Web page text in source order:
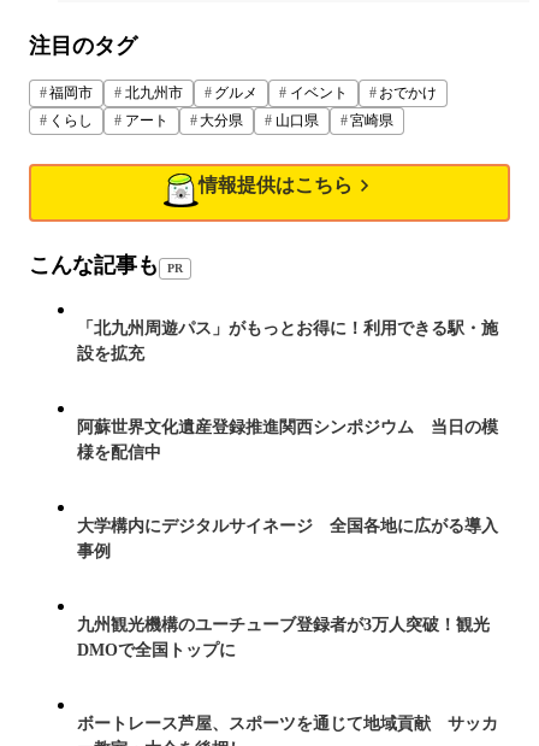
注目のタグ
福岡市 北九州市 グルメ イベント
おでかけ
くらし
アート 大分県 山口県 宮崎県
情報提供はこちら
こんな記事も PR
「北九州周遊パス」がもっとお得に！利用できる駅・施
設を拡充
阿蘇世界文化遺産登録推進関西シンポジウム 当日の模
様を配信中
大学構内にデジタルサイネージ 全国各地に広がる導入
事例
九州観光機構のユーチューブ登録者が3万人突破！観光
DMOで全国トップに
ボートレース芦屋、スポーツを通じて地域貢献 サッカ